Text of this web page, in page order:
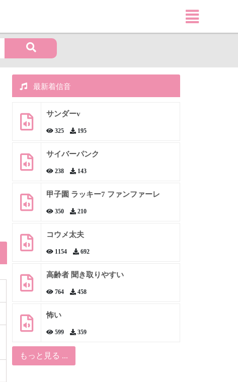
最新着信音
サンダーv
325 195
サイバーパンク
238 143
甲子園 ラッキー7 ファンファーレ
350 210
コウメ太夫
1154 692
高齢者 聞き取りやすい
764 458
怖い
599 359
もっと見る ...